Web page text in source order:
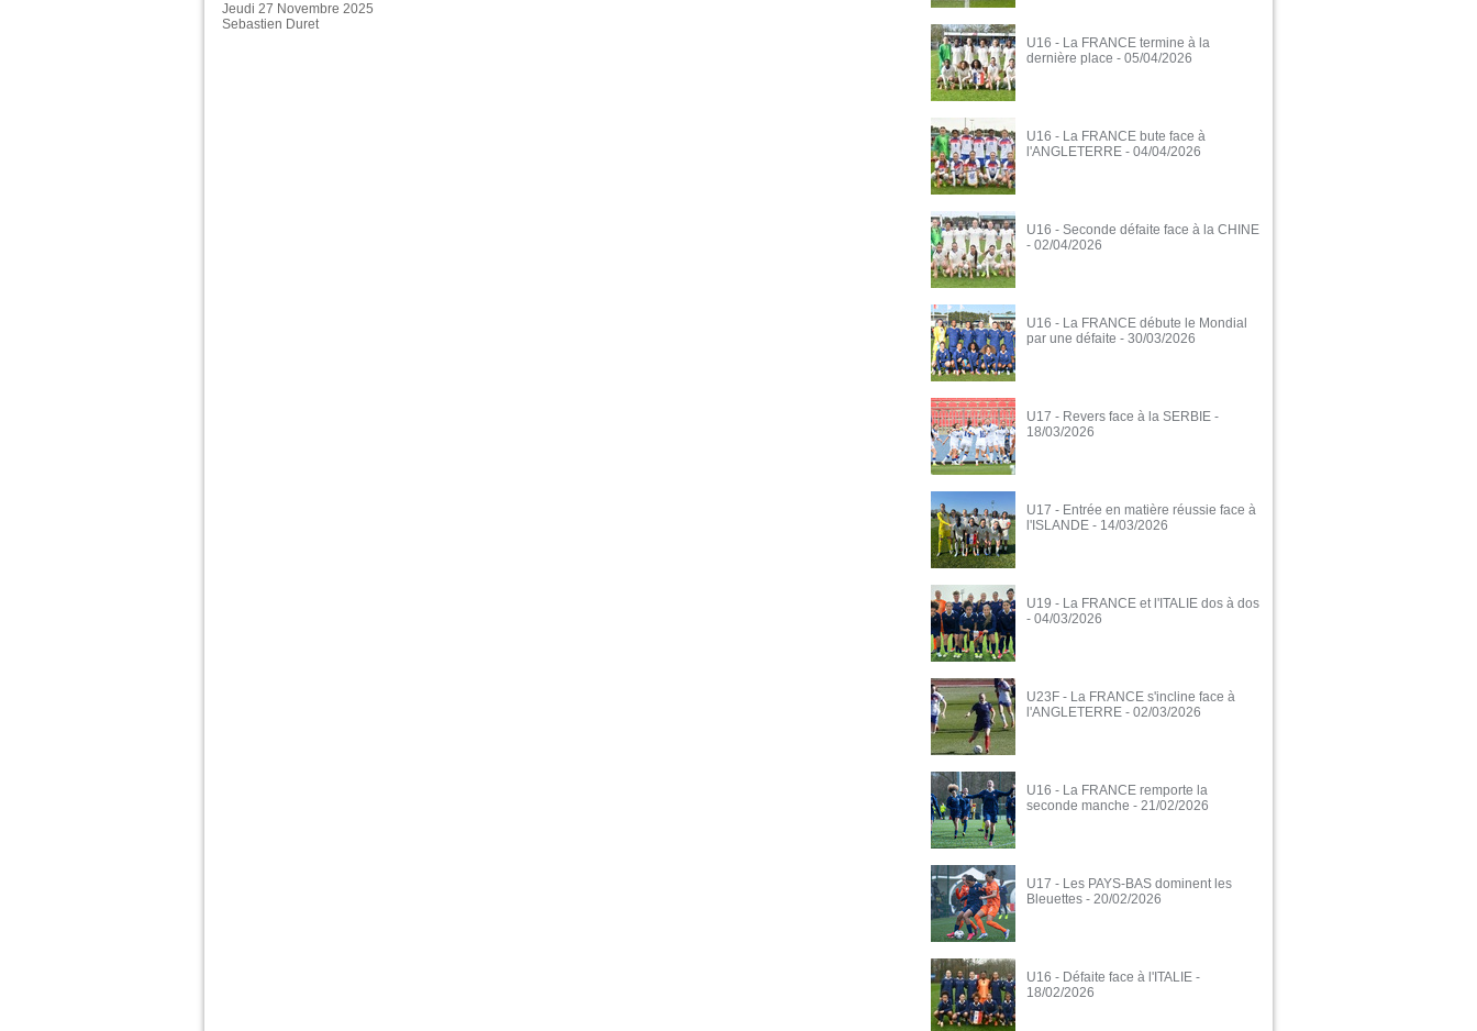
Jeudi 27 Novembre 2025
Sebastien Duret
U16 - La FRANCE termine à la
dernière place - 05/04/2026
U16 - La FRANCE bute face à
l'ANGLETERRE - 04/04/2026
U16 - Seconde défaite face à la CHINE
- 02/04/2026
U16 - La FRANCE débute le Mondial
par une défaite - 30/03/2026
U17 - Revers face à la SERBIE -
18/03/2026
U17 - Entrée en matière réussie face à
l'ISLANDE - 14/03/2026
U19 - La FRANCE et l'ITALIE dos à dos
- 04/03/2026
U23F - La FRANCE s'incline face à
l'ANGLETERRE - 02/03/2026
U16 - La FRANCE remporte la
seconde manche - 21/02/2026
U17 - Les PAYS-BAS dominent les
Bleuettes - 20/02/2026
U16 - Défaite face à l'ITALIE -
18/02/2026